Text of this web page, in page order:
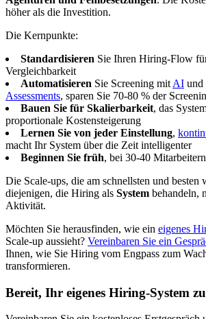
höher als die Investition.
Die Kernpunkte:
Standardisieren Sie Ihren Hiring-Flow
Vergleichbarkeit
Automatisieren Sie Screening mit AI und
Assessments, sparen Sie 70-80 % der
Bauen Sie für Skalierbarkeit, das
proportionale Kostensteigerung
Lernen Sie von jeder Einstellung,
macht Ihr System über die Zeit intelligenter
Beginnen Sie früh, bei 30-40
Die Scale-ups, die am schnellsten und besten
diejenigen, die Hiring als System behandeln,
Aktivität.
Möchten Sie herausfinden, wie ein eigenes
Scale-up aussieht? Vereinbaren Sie ein
Ihnen, wie Sie Hiring vom Engpass zum
transformieren.
Bereit, Ihr eigenes Hiring-System